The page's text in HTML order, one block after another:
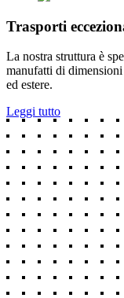
Trasporti
La nostra struttura è
manufatti di
ed estere.
Leggi tutto